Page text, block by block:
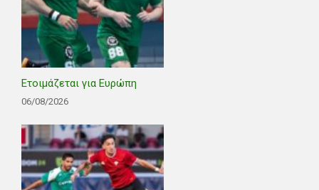
Ετοιμάζεται για Ευρώπη
06/08/2026